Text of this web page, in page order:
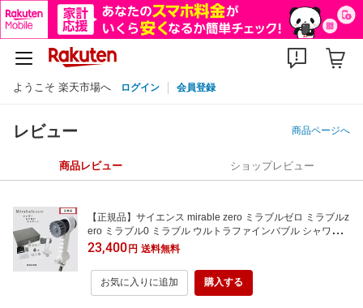
ようこそ 楽天市場へ ログイン 会員登録
レビュー 商品ページへ
商品レビュー ショップレビュー
【正規品】サイエンス mirable zero ミラブルゼロ ミラブルz
ero ミラブル0 ミラブル ウルトラファインバブル シャワー
ヘッド 塩素除去機能 トルネードスティック ミスト ミラブル
プラス 止水ボタン シリアルナンバー入り 最新モデル
23,400円 送料無料
お気に入りに追加 購入する